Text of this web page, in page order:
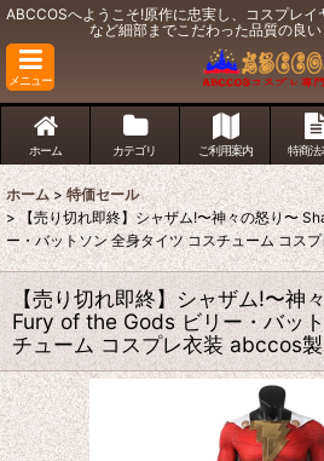
ABCCOSへようこそ!原作に忠実し、コスプレ
など細部までこだわった品質の良い
メニュー
ホーム カテゴリ ご利用案内 特商法
ホーム > 特価セール
> 【売り切れ即終】シャザム!〜神々の怒り〜
ー・バットソン 全身タイツ コスチューム コス
【売り切れ即終】シャザム!〜神
Fury of the Gods ビリー・バッ
チューム コスプレ衣装 abccos